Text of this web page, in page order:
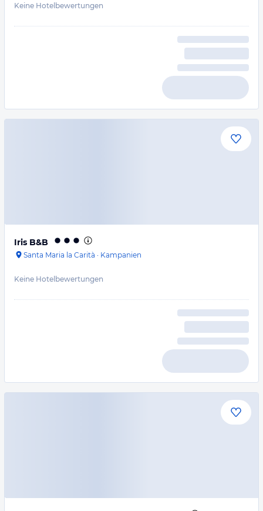
Keine Hotelbewertungen
Iris B&B
Santa Maria la Carità · Kampanien
Keine Hotelbewertungen